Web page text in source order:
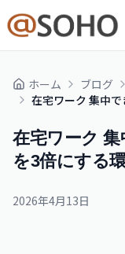
ホーム ブログ
在宅ワーク
を3倍にする
2026年4月13日